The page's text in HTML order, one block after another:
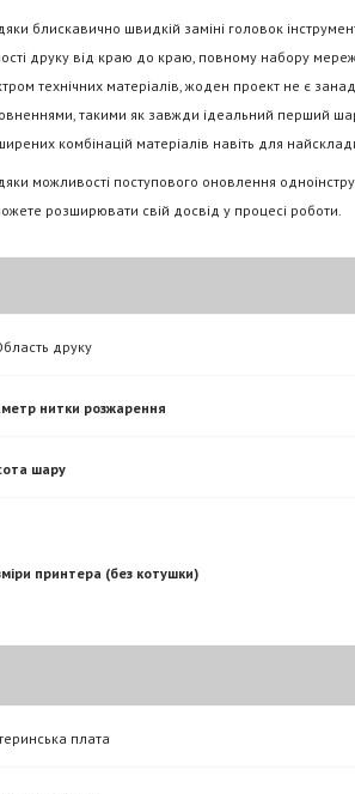
блискавично швидкій заміні головок
друку від краю до краю, повному набору
технічних матеріалів, жоден проект не є
такими як завжди ідеальний перший
комбінацій матеріалів навіть для
можливості поступового оновлення
розширювати свій досвід у процесі роботи.
друку
нитки розжарення
шару
принтера (без котушки)
плата